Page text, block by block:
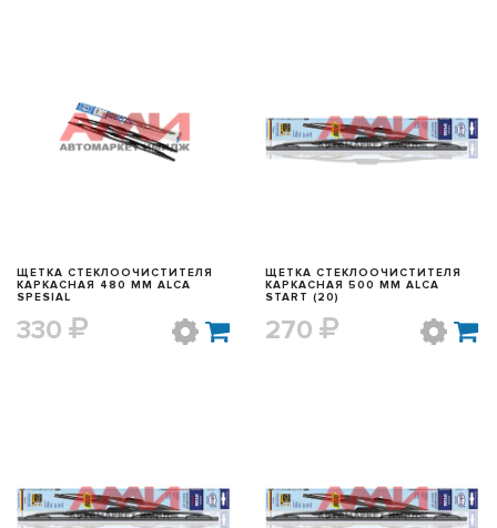
БЫСТРЫЙ ПРОСМОТР
ЩЕТКА СТЕКЛООЧИСТИТЕЛЯ
КАРКАСНАЯ 480 ММ ALCA
SPESIAL
330
БЫСТРЫЙ ПРОСМОТР
ЩЕТКА СТЕКЛООЧИСТИТЕЛЯ
КАРКАСНАЯ 500 ММ ALCA
START (20)
270
БЫСТРЫЙ ПРОСМОТР БЫСТРЫЙ ПРОСМОТР